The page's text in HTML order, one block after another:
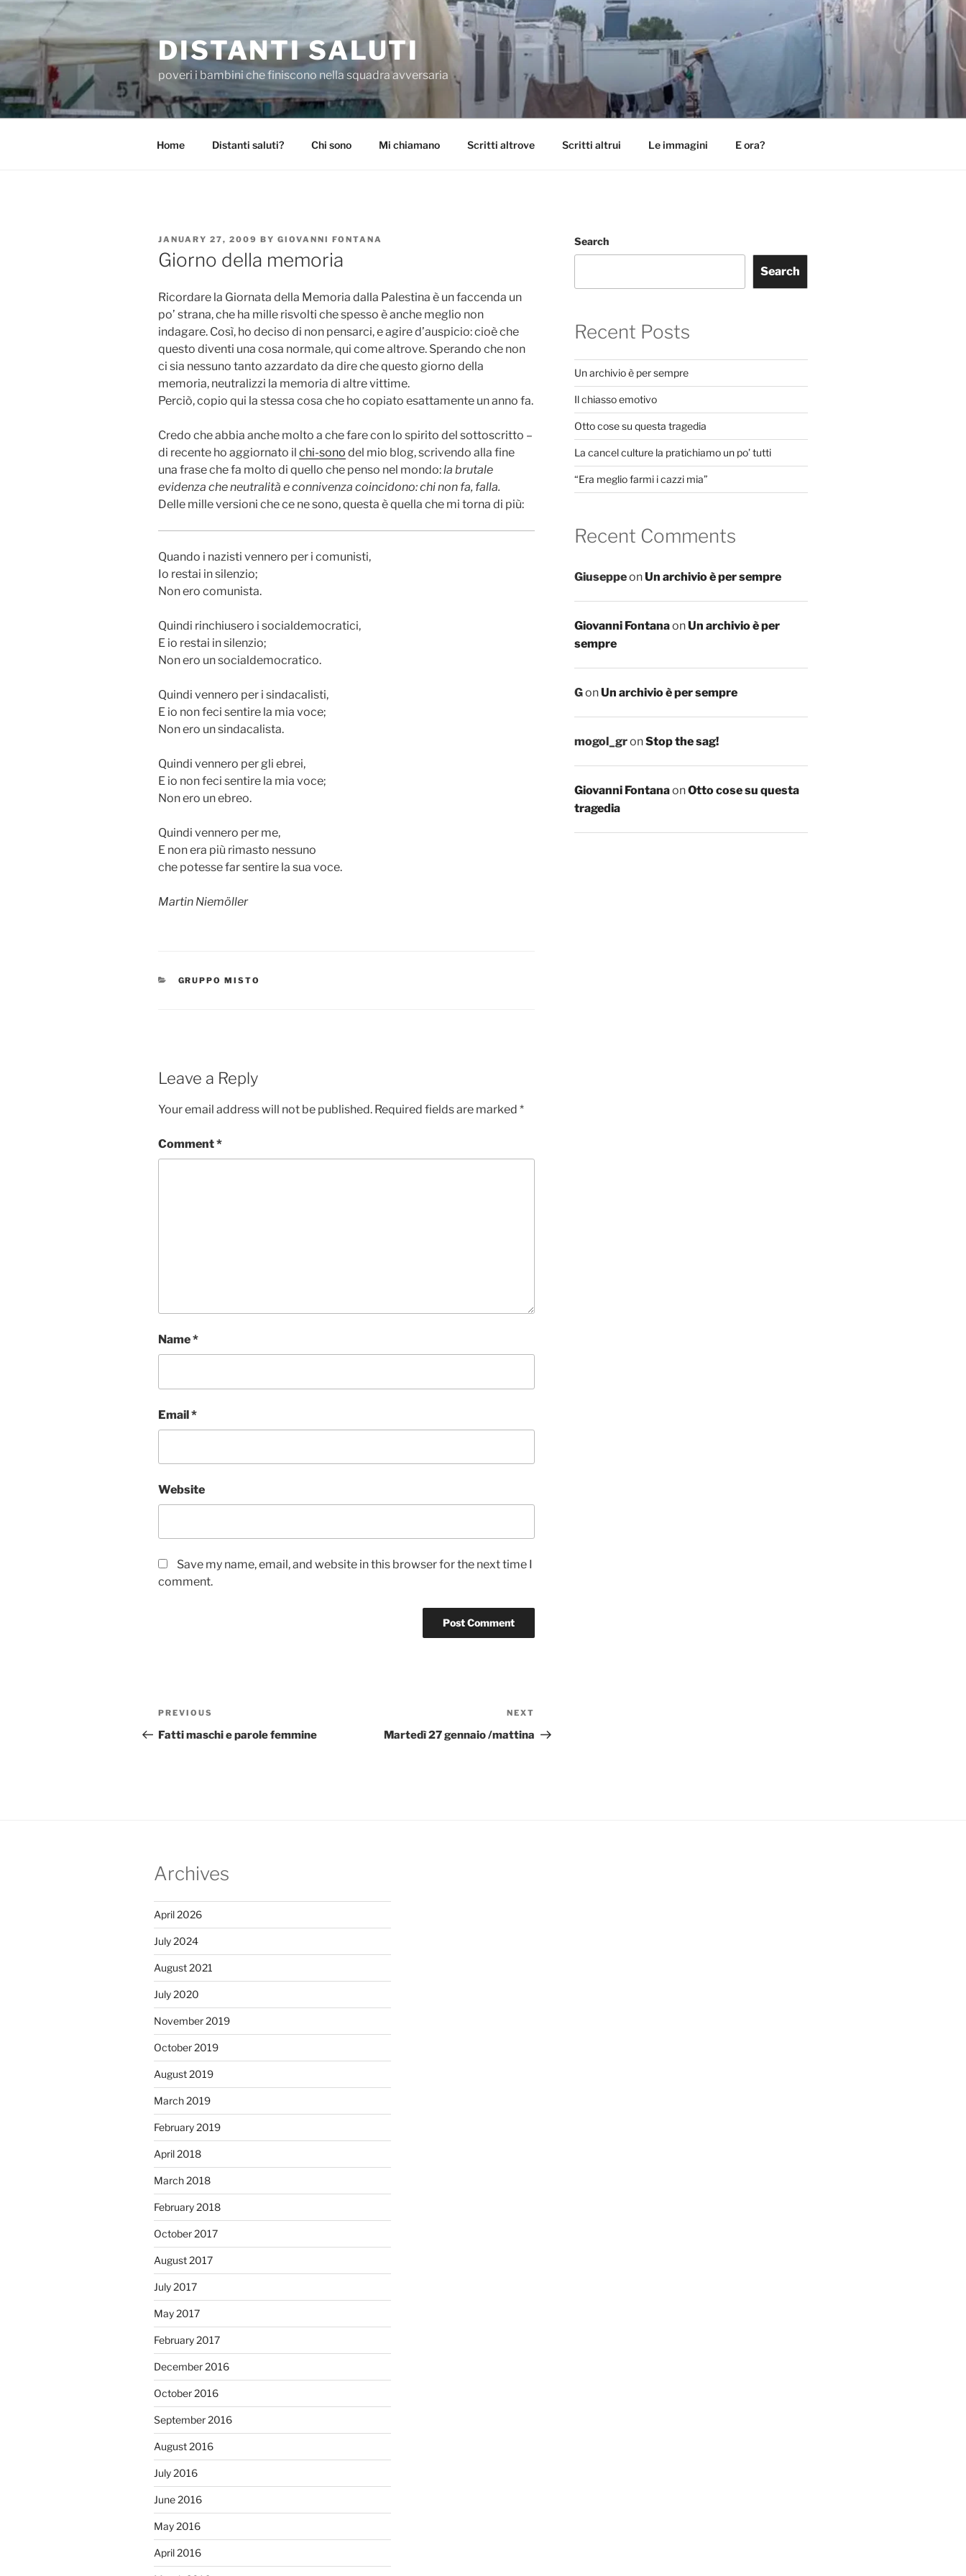
content
DISTANTI SALUTI
poveri i bambini che finiscono nella squadra avversaria
Home Distanti saluti? Chi sono Mi chiamano Scritti altrove Scritti altrui Le immagini E ora?
POSTED
ON
JANUARY 27, 2009 BY GIOVANNI FONTANA
Giorno della memoria
Ricordare la Giornata della Memoria dalla Palestina è un faccenda un
po’ strana, che ha mille risvolti che spesso è anche meglio non
indagare. Così, ho deciso di non pensarci, e agire d’auspicio: cioè che
questo diventi una cosa normale, qui come altrove. Sperando che non
ci sia nessuno tanto azzardato da dire che questo giorno della
memoria, neutralizzi la memoria di altre vittime.
Perciò, copio qui la stessa cosa che ho copiato esattamente un anno fa.
Credo che abbia anche molto a che fare con lo spirito del sottoscritto –
di recente ho aggiornato il chi-sono del mio blog, scrivendo alla fine
una frase che fa molto di quello che penso nel mondo:la brutale
evidenza che neutralità e connivenza coincidono: chi non fa, falla.
Delle mille versioni che ce ne sono, questa è quella che mi torna di più:
Quando i nazisti vennero per i comunisti,
Io restai in silenzio;
Non ero comunista.
Quindi rinchiusero i socialdemocratici,
E io restai in silenzio;
Non ero un socialdemocratico.
Quindi vennero per i sindacalisti,
E io non feci sentire la mia voce;
Non ero un sindacalista.
Quindi vennero per gli ebrei,
E io non feci sentire la mia voce;
Non ero un ebreo.
Quindi vennero per me,
E non era più rimasto nessuno
che potesse far sentire la sua voce.
Martin Niemöller
CATEGORIES
GRUPPO MISTO
Leave a Reply
Your email address will not be published. Required fields are marked *
Comment*
Name*
Email*
Website
Save my name, email, and website in this browser for the next time I
comment.
Post
navigation
Previous
Post
PREVIOUS
Fatti maschi e parole femmine
Post
NEXT
Martedì 27 gennaio /mattina
Search
Search
Recent Posts
Un archivio è per sempre
Il chiasso emotivo
Otto cose su questa tragedia
La cancel culture la pratichiamo un po’ tutti
“Era meglio farmi i cazzi mia”
Recent Comments
GiuseppeonUn archivio è per sempre
Giovanni FontanaonUn archivio è per
sempre
GonUn archivio è per sempre
mogol_gronStop the sag!
Giovanni FontanaonOtto cose su questa
tragedia
Archives
April 2026
July 2024
August 2021
July 2020
November 2019
October 2019
August 2019
March 2019
February 2019
April 2018
March 2018
February 2018
October 2017
August 2017
July 2017
May 2017
February 2017
December 2016
October 2016
September 2016
August 2016
July 2016
June 2016
May 2016
April 2016